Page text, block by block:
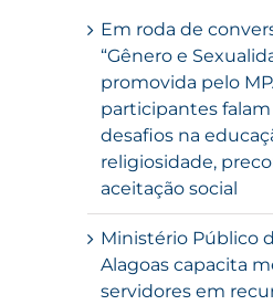
Em roda de
“Gênero e
promovida pelo
participantes
desafios na
religiosidade,
aceitação social
Ministério Público
Alagoas capacita
servidores em